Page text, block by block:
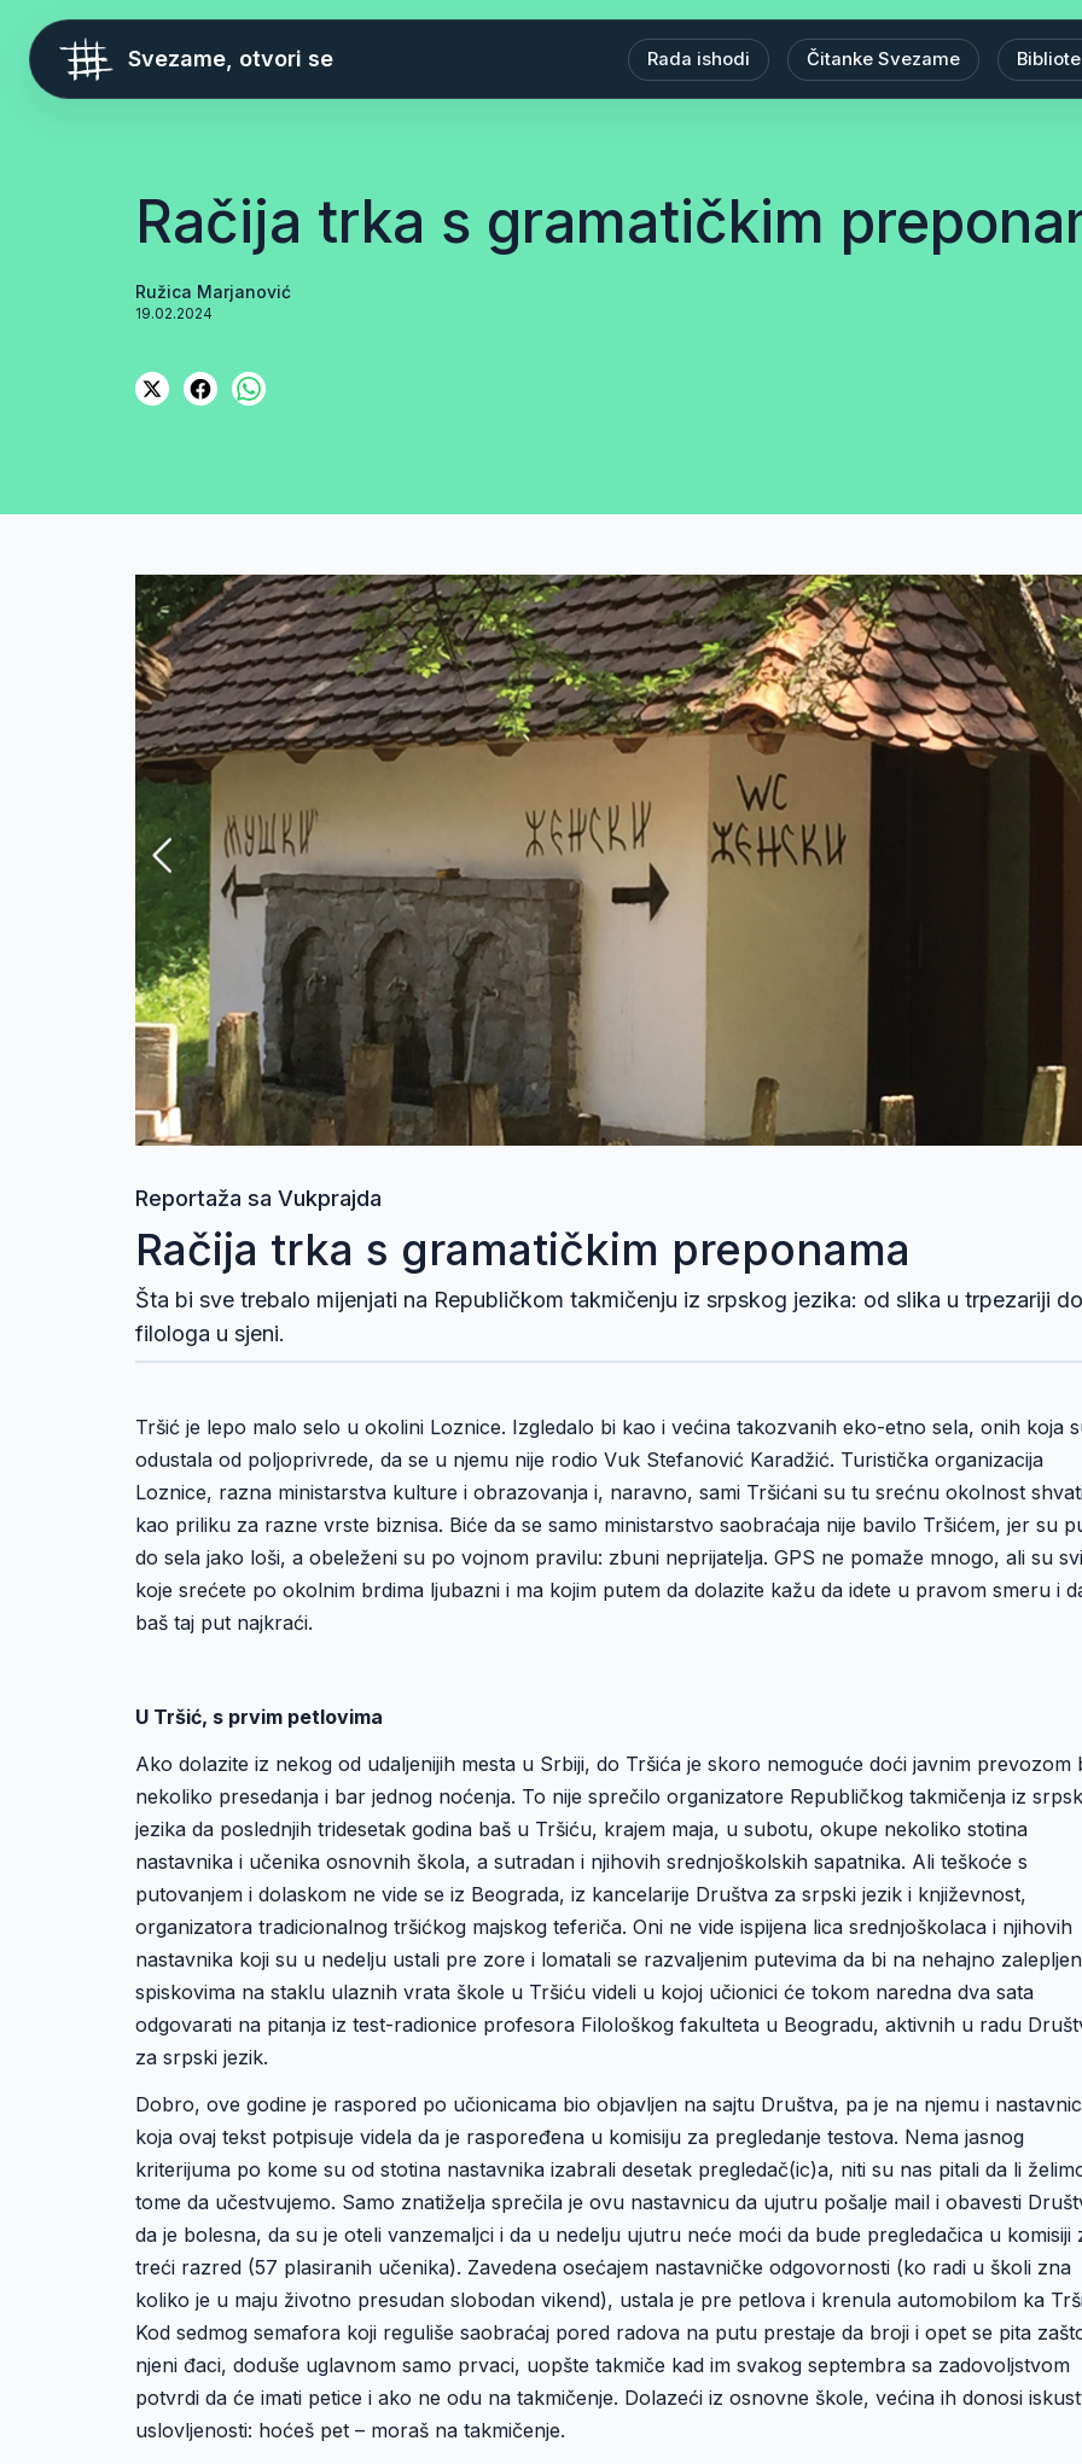
Svezame, otvori se Rada ishodi Čitanke Svezame
Račija trka s gramatičkim
Ružica Marjanović
19.02.2024
Reportaža sa Vukprajda
Račija trka s gramatičkim preponama
Šta bi sve trebalo mijenjati na Republičkom takmičenju iz srpskog jezika: od slika u trpezariji do
filologa u sjeni.
Tršić je lepo malo selo u okolini Loznice. Izgledalo bi kao i većina takozvanih eko-etno sela, onih koja
odustala od poljoprivrede, da se u njemu nije rodio Vuk Stefanović Karadžić. Turistička organizacija
Loznice, razna ministarstva kulture i obrazovanja i, naravno, sami Tršićani su tu srećnu okolnost
kao priliku za razne vrste biznisa. Biće da se samo ministarstvo saobraćaja nije bavilo Tršićem, jer su
do sela jako loši, a obeleženi su po vojnom pravilu: zbuni neprijatelja. GPS ne pomaže mnogo, ali su svi
koje srećete po okolnim brdima ljubazni i ma kojim putem da dolazite kažu da idete u pravom smeru i
baš taj put najkraći.
U Tršić, s prvim petlovima
Ako dolazite iz nekog od udaljenijih mesta u Srbiji, do Tršića je skoro nemoguće doći javnim prevozom
nekoliko presedanja i bar jednog noćenja. To nije sprečilo organizatore Republičkog takmičenja iz
jezika da poslednjih tridesetak godina baš u Tršiću, krajem maja, u subotu, okupe nekoliko stotina
nastavnika i učenika osnovnih škola, a sutradan i njihovih srednjoškolskih sapatnika. Ali teškoće s
putovanjem i dolaskom ne vide se iz Beograda, iz kancelarije Društva za srpski jezik i književnost,
organizatora tradicionalnog tršićkog majskog teferiča. Oni ne vide ispijena lica srednjoškolaca i njihovih
nastavnika koji su u nedelju ustali pre zore i lomatali se razvaljenim putevima da bi na nehajno
spiskovima na staklu ulaznih vrata škole u Tršiću videli u kojoj učionici će tokom naredna dva sata
odgovarati na pitanja iz test-radionice profesora Filološkog fakulteta u Beogradu, aktivnih u radu
za srpski jezik.
Dobro, ove godine je raspored po učionicama bio objavljen na sajtu Društva, pa je na njemu i
koja ovaj tekst potpisuje videla da je raspoređena u komisiju za pregledanje testova. Nema jasnog
kriterijuma po kome su od stotina nastavnika izabrali desetak pregledač(ic)a, niti su nas pitali da li
tome da učestvujemo. Samo znatiželja sprečila je ovu nastavnicu da ujutru pošalje mail i obavesti
da je bolesna, da su je oteli vanzemaljci i da u nedelju ujutru neće moći da bude pregledačica u komisiji
treći razred (57 plasiranih učenika). Zavedena osećajem nastavničke odgovornosti (ko radi u školi zna
koliko je u maju životno presudan slobodan vikend), ustala je pre petlova i krenula automobilom ka
Kod sedmog semafora koji reguliše saobraćaj pored radova na putu prestaje da broji i opet se pita
njeni đaci, doduše uglavnom samo prvaci, uopšte takmiče kad im svakog septembra sa zadovoljstvom
potvrdi da će imati petice i ako ne odu na takmičenje. Dolazeći iz osnovne škole, većina ih donosi
uslovljenosti: hoćeš pet – moraš na takmičenje.